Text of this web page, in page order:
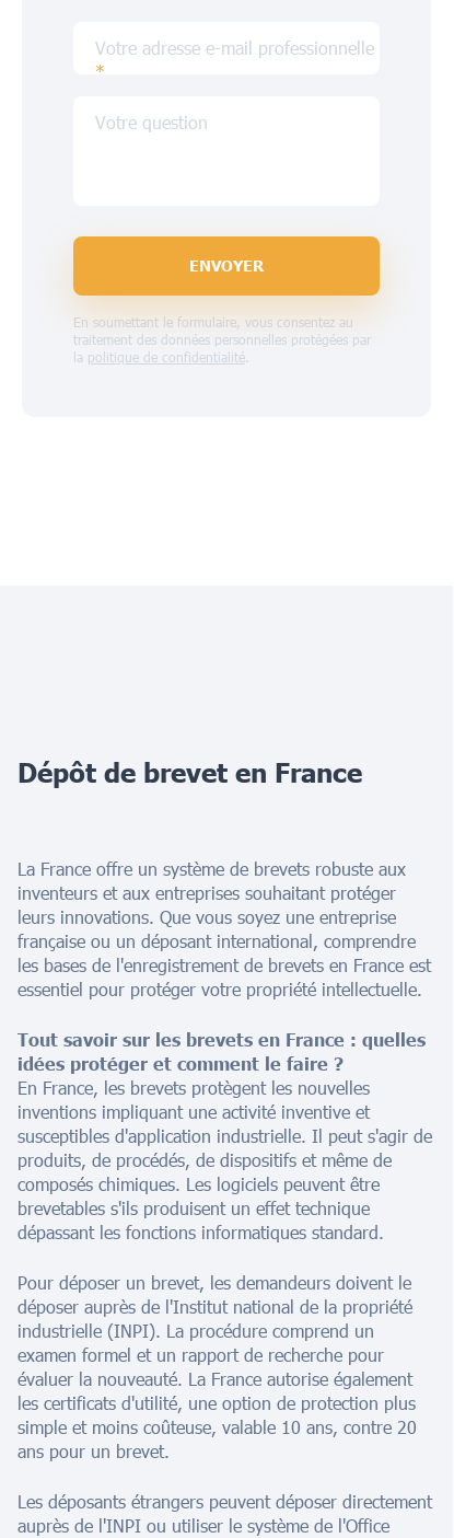
Votre adresse e-mail professionnelle
*
Votre question
ENVOYER
En soumettant le formulaire, vous consentez au
traitement des données personnelles protégées par
la politique de confidentialité.
Dépôt de brevet en France
La France offre un système de brevets robuste aux
inventeurs et aux entreprises souhaitant protéger
leurs innovations. Que vous soyez une entreprise
française ou un déposant international, comprendre
les bases de l'enregistrement de brevets en France est
essentiel pour protéger votre propriété intellectuelle.
Tout savoir sur les brevets en France : quelles
idées protéger et comment le faire ?
En France, les brevets protègent les nouvelles
inventions impliquant une activité inventive et
susceptibles d'application industrielle. Il peut s'agir de
produits, de procédés, de dispositifs et même de
composés chimiques. Les logiciels peuvent être
brevetables s'ils produisent un effet technique
dépassant les fonctions informatiques standard.
Pour déposer un brevet, les demandeurs doivent le
déposer auprès de l'Institut national de la propriété
industrielle (INPI). La procédure comprend un
examen formel et un rapport de recherche pour
évaluer la nouveauté. La France autorise également
les certificats d'utilité, une option de protection plus
simple et moins coûteuse, valable 10 ans, contre 20
ans pour un brevet.
Les déposants étrangers peuvent déposer directement
auprès de l'INPI ou utiliser le système de l'Office